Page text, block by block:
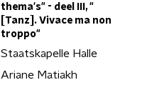
thema's" - deel III, "
[Tanz]. Vivace ma non
troppo"
Staatskapelle Halle
Ariane Matiakh